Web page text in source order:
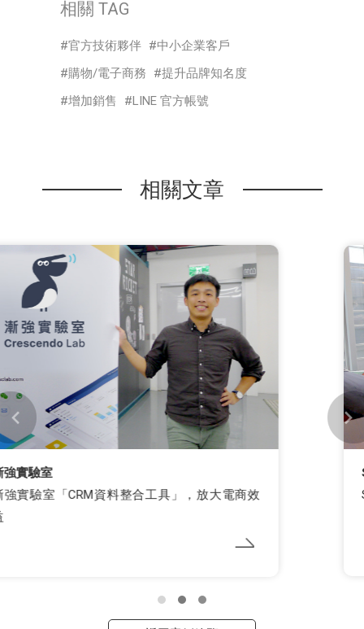
相關 TAG
官方技術夥伴
中小企業客戶
購物/電子商務
提升品牌知名度
增加銷售
LINE 官方帳號
相關文章
Super 8 雲發互動科技
Super 8 「聊天機器人」模組 增粉轉換變現力